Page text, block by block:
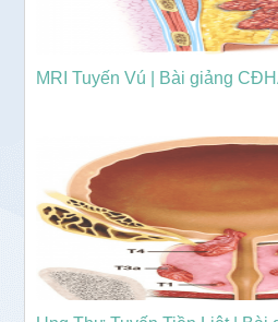
MRI Tuyến Vú | Bài giảng